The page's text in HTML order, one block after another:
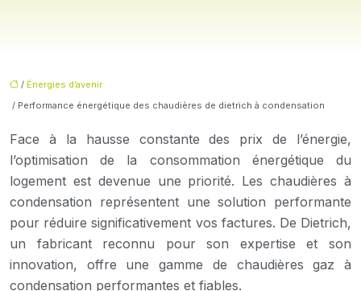
/ Énergies d’avenir
/ Performance énergétique des chaudières de dietrich à condensation
Face à la hausse constante des prix de l’énergie,
l’optimisation de la consommation énergétique du
logement est devenue une priorité. Les chaudières à
condensation représentent une solution performante
pour réduire significativement vos factures. De Dietrich,
un fabricant reconnu pour son expertise et son
innovation, offre une gamme de chaudières gaz à
condensation performantes et fiables.